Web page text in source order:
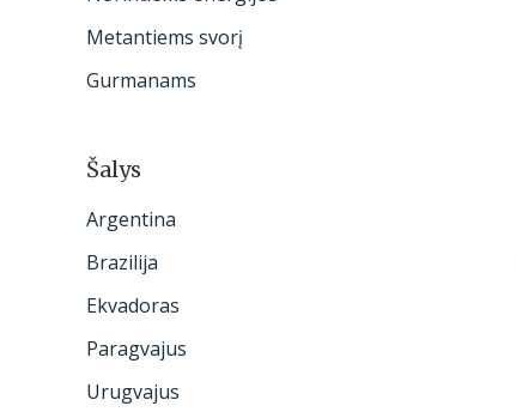
:
Metantiems svorį
Gurmanams
Šalys
Argentina
Brazilija
Ekvadoras
Paragvajus
Urugvajus